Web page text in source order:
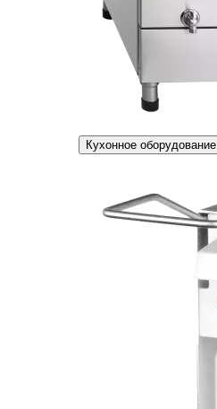
Кухонное оборудование